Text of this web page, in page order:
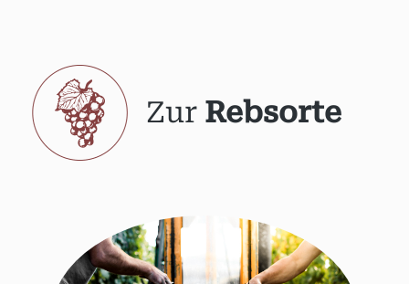
Zur Rebsorte